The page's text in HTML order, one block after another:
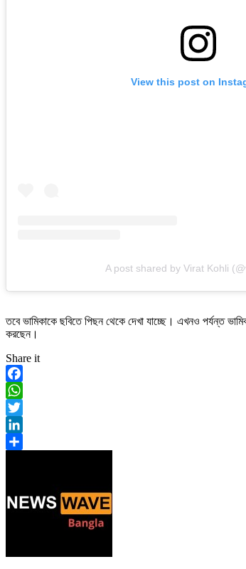
View this post on
A post shared by Virat Kohli
তবে ভামিকাকে ছবিতে পিছন থেকে দেখা যাচ্ছে। এখনও পর্যন্ত
করছেন।
Share it
Facebook
WhatsApp
Twitter
LinkedIn